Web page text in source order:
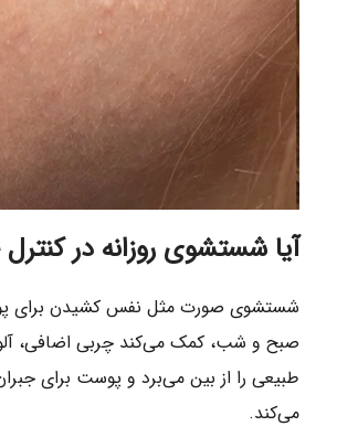
آیا شستشوی روزانه در
شستشوی صورت مثل نفس کشیدن برای
صبح و شب، کمک می‌کند چربی اضافی،
طبیعی را از بین می‌برد و پوست برای
می‌کند.